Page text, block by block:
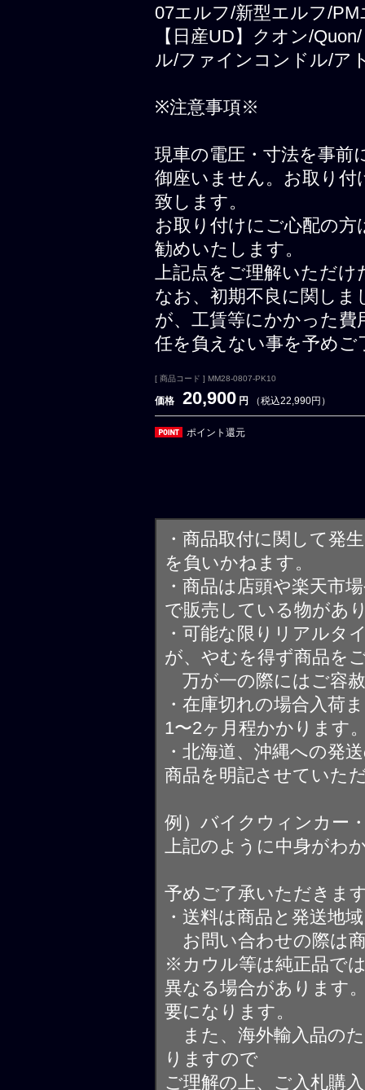
07エルフ/新型エルフ/
【日産UD】クオン/
ル/ファインコンドル/ア
※注意事項※
現車の電圧・寸法を事前
御座いません。お取り
致します。
お取り付けにご心配の
勧めいたします。
上記点をご理解いただ
なお、初期不良に関し
が、工賃等にかかった費
任を負えない事を予めご
[ 商品コード ] MM28-0807-PK10
価格 20,900 円 （税込22,990円）
ポイント還元
・商品取付に関して発
を負いかねます。
・商品は店頭や楽天市
で販売している物があ
・可能な限りリアルタ
が、やむを得ず商品を
万が一の際にはご容
・在庫切れの場合入荷
1〜2ヶ月程かかります
・北海道、沖縄への発
商品を明記させていた
例）バイクウィンカー
上記のように中身がわ
予めご了承いただきま
・送料は商品と発送地
お問い合わせの際は
※カウル等は純正品で
異なる場合があります
要になります。
また、海外輸入品の
りますので
ご理解の上、ご入札購